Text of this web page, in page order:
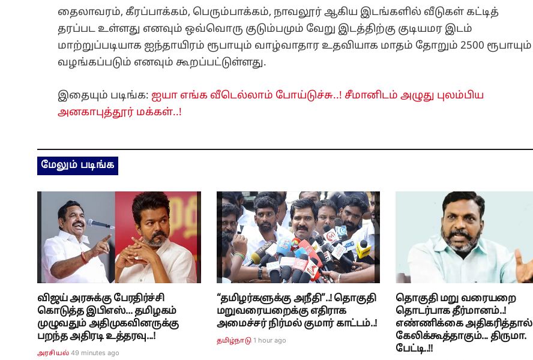
தைலாவரம், கீரப்பாக்கம், பெரும்பாக்கம், நாவலூர் ஆகிய இடங்களில் வீடுகள் கட்டித்
தரப்பட உள்ளது எனவும் ஒவ்வொரு குடும்பமும் வேறு இடத்திற்கு குடியமர இடம்
மாற்றுப்படியாக ஐந்தாயிரம் ரூபாயும் வாழ்வாதார உதவியாக மாதம் தோறும் 2500 ரூபாயும்
வழங்கப்படும் எனவும் கூறப்பட்டுள்ளது.
இதையும் படிங்க: ஐயா எங்க வீடெல்லாம் போய்டுச்சு..! சீமானிடம் அழுது புலம்பிய
அனகாபுத்தூர் மக்கள்..!
மேலும் படிங்க
விஜய் அரசுக்கு பேரதிர்ச்சி
கொடுத்த இபிஎஸ்... தமிழகம்
முழுவதும் அதிமுகவினருக்கு
பறந்த அதிரடி உத்தரவு...!
அரசியல் 49 minutes ago
“தமிழர்களுக்கு அநீதி”..! தொகுதி
மறுவரையறைக்கு எதிராக
அமைச்சர் நிர்மல் குமார் காட்டம்..!
தமிழ்நாடு 1 hour ago
தொகுதி மறு வரையறை
தொடர்பாக தீர்மானம்..!
எண்ணிக்கை அதிகரித்தால்
கேலிக்கூத்தாகும்... திருமா.
பேட்டி..!!